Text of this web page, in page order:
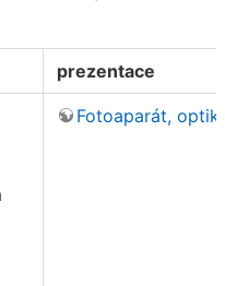
prezentace
Fotoaparát,